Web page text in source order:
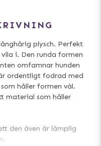
plysch. Perfekt
i. Den runda formen
omfamnar hunden
ordentligt fodrad med
håller formen väl.
material som håller
den även är lämplig